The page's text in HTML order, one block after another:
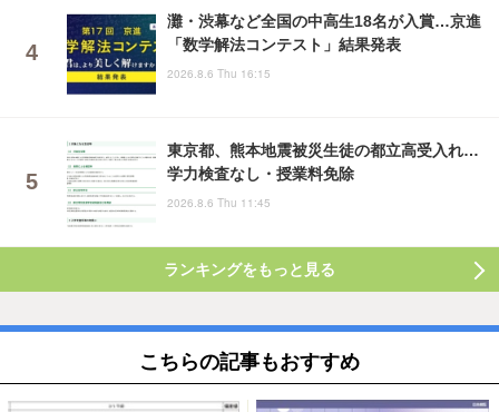
灘・渋幕など全国の中高生18名が入賞…京進
「数学解法コンテスト」結果発表
2026.8.6 Thu 16:15
東京都、熊本地震被災生徒の都立高受入れ…
学力検査なし・授業料免除
2026.8.6 Thu 11:45
ランキングをもっと見る
こちらの記事もおすすめ